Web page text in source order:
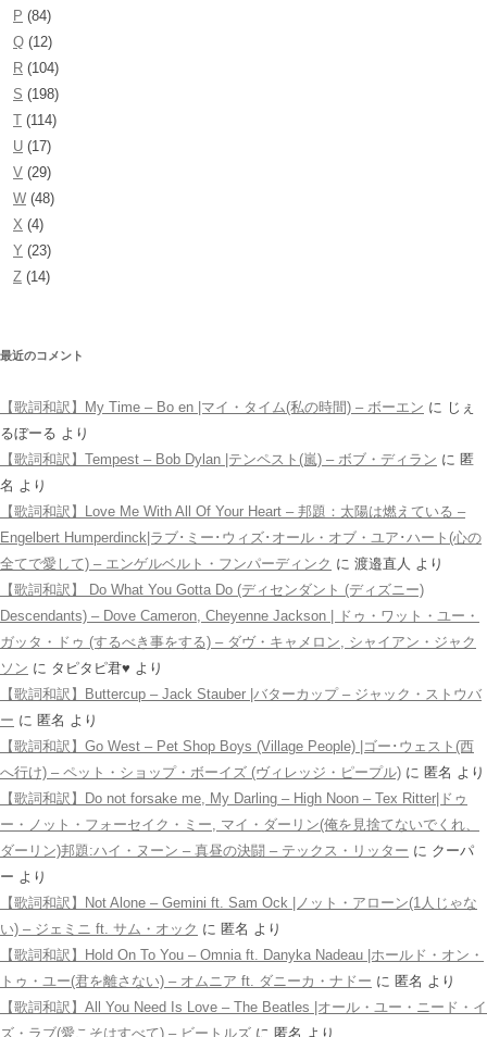
P (84)
Q (12)
R (104)
S (198)
T (114)
U (17)
V (29)
W (48)
X (4)
Y (23)
Z (14)
最近のコメント
【歌詞和訳】My Time – Bo en |マイ・タイム(私の時間) – ボーエン に じぇ
るぼーる より
【歌詞和訳】Tempest – Bob Dylan |テンペスト(嵐) – ボブ・ディラン に 匿
名 より
【歌詞和訳】Love Me With All Of Your Heart – 邦題：太陽は燃えている –
Engelbert Humperdinck|ラブ･ミー･ウィズ･オール・オブ・ユア･ハート(心の
全てで愛して) – エンゲルベルト・フンパーディンク に 渡邉直人 より
【歌詞和訳】 Do What You Gotta Do (ディセンダント (ディズニー)
Descendants) – Dove Cameron, Cheyenne Jackson | ドゥ・ワット・ユー・
ガッタ・ドゥ (するべき事をする) – ダヴ・キャメロン, シャイアン・ジャク
ソン に タピタピ君♥️ より
【歌詞和訳】Buttercup – Jack Stauber |バターカップ – ジャック・ストウバ
ー に 匿名 より
【歌詞和訳】Go West – Pet Shop Boys (Village People) |ゴー･ウェスト(西
へ行け) – ペット・ショップ・ボーイズ (ヴィレッジ・ピープル) に 匿名 より
【歌詞和訳】Do not forsake me, My Darling – High Noon – Tex Ritter|ドゥ
ー・ノット・フォーセイク・ミー, マイ・ダーリン(俺を見捨てないでくれ、
ダーリン)邦題:ハイ・ヌーン – 真昼の決闘 – テックス・リッター に クーパ
ー より
【歌詞和訳】Not Alone – Gemini ft. Sam Ock |ノット・アローン(1人じゃな
い) – ジェミニ ft. サム・オック に 匿名 より
【歌詞和訳】Hold On To You – Omnia ft. Danyka Nadeau |ホールド・オン・
トゥ・ユー(君を離さない) – オムニア ft. ダニーカ・ナドー に 匿名 より
【歌詞和訳】All You Need Is Love – The Beatles |オール・ユー・ニード・イ
ズ・ラブ(愛こそはすべて) – ビートルズ に 匿名 より